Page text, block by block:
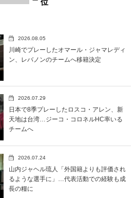
2026.08.05
川崎でプレーしたオマール・ジャマレディ
ン、レバノンのチームへ移籍決定
2026.07.29
日本で8季プレーしたロスコ・アレン、新
天地は台湾…ジーコ・コロネルHC率いる
チームへ
2026.07.24
山内ジャヘル琉人「外国籍よりも評価され
るような選手に」…代表活動での経験も成
長の糧に